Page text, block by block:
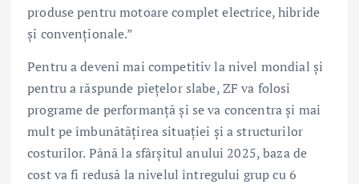
produse pentru motoare complet electrice, hibride
și convenționale.”
Pentru a deveni mai competitiv la nivel mondial și
pentru a răspunde piețelor slabe, ZF va folosi
programe de performanță și se va concentra și mai
mult pe îmbunătățirea situației și a structurilor
costurilor. Până la sfârșitul anului 2025, baza de
cost va fi redusă la nivelul întregului grup cu 6